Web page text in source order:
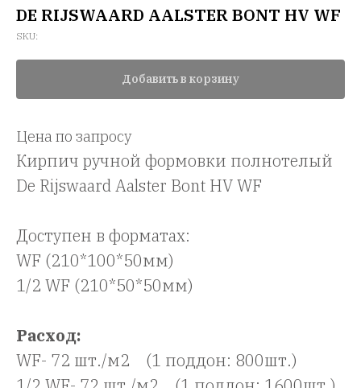
DE RIJSWAARD AALSTER BONT HV WF
SKU:
Добавить в корзину
Цена по запросу
Кирпич ручной формовки полнотелый
De Rijswaard Aalster Bont HV WF
Доступен в форматах:
WF (210*100*50мм)
1/2 WF (210*50*50мм)
Расход:
WF- 72 шт./м2 (1 поддон: 800шт.)